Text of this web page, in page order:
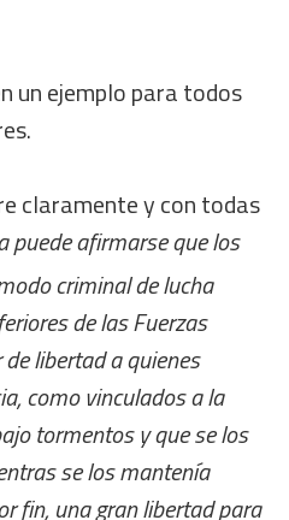
un ejemplo para todos
claramente y con todas
puede afirmarse que los
criminal de lucha
de las Fuerzas
libertad a quienes
como vinculados a la
tormentos y que se los
se los mantenía
fin, una gran libertad para